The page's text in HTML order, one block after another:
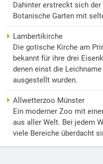
Dahinter erstreckt sich
Botanische Garten mit
Lambertikirche
Die gotische Kirche am
bekannt für ihre drei
denen einst die
ausgestellt wurden.
Allwetterzoo Münster
Ein moderner Zoo mit
aus aller Welt. Bei jedem
viele Bereiche überdacht